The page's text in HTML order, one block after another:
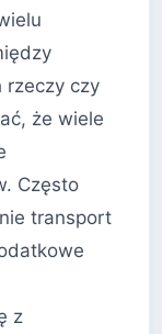
rzeczy czy
że wiele
Często
transport
z